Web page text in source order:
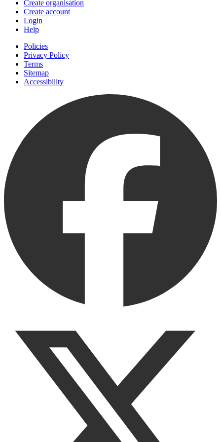
Create organisation
Create account
Login
Help
Policies
Privacy Policy
Terms
Sitemap
Accessibility